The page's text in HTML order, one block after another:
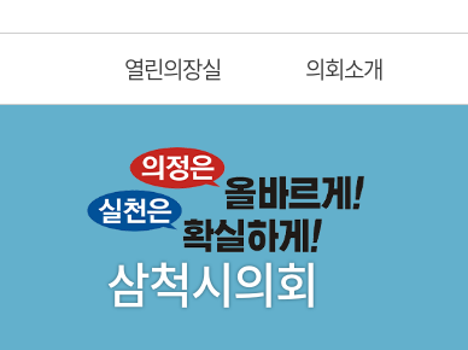
열린의장실 의회소개
삼척시의회